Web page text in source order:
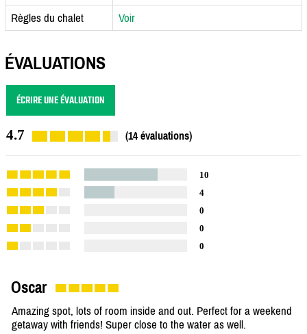
Règles du chalet
Voir
ÉVALUATIONS
ÉCRIRE UNE ÉVALUATION
4.7 (14 évaluations)
10
4
0
0
0
Oscar
Amazing spot, lots of room inside and out. Perfect for a weekend
getaway with friends! Super close to the water as well.